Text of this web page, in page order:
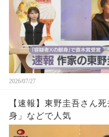
2026/07/27
【速報】東野圭吾さん
身」などで人気